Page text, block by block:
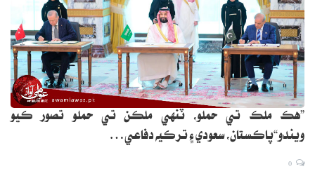
”هڪ ملڪ تي حملو، ٽنهي ملڪن تي حملو تصور ڪيو
ويندو“پاڪستان، سعودي ۽ ترڪيه دفاعي…